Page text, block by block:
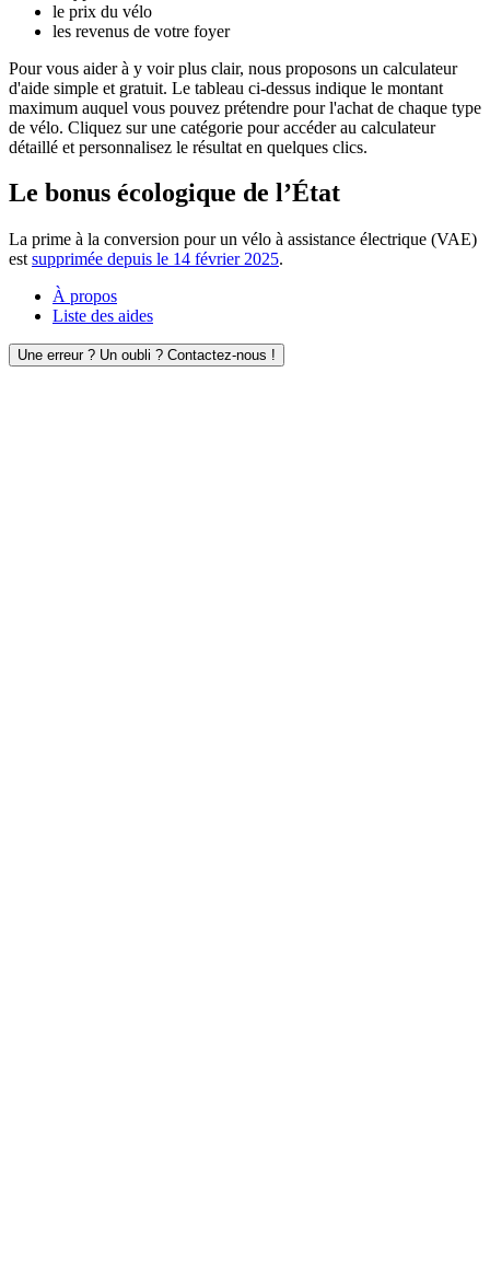
le prix du vélo
les revenus de votre foyer
Pour vous aider à y voir plus clair, nous proposons un calculateur
d'aide simple et gratuit. Le tableau ci-dessus indique le montant
maximum auquel vous pouvez prétendre pour l'achat de chaque type
de vélo. Cliquez sur une catégorie pour accéder au calculateur
détaillé et personnalisez le résultat en quelques clics.
Le bonus écologique de l’État
La prime à la conversion pour un vélo à assistance électrique (VAE)
est supprimée depuis le 14 février 2025.
À propos
Liste des aides
Une erreur ? Un oubli ? Contactez-nous !